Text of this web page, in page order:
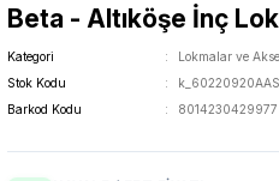
Beta - Altıköşe İnç
Kategori
Lokmalar ve
Stok Kodu
Barkod Kodu
8014230429977